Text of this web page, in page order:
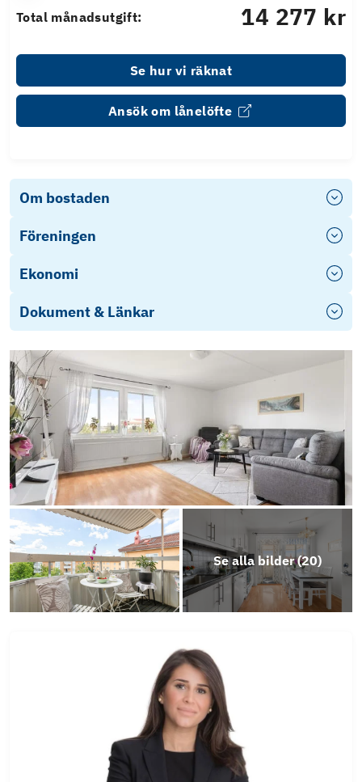
Total månadsutgift: 14 277 kr
Se hur vi räknat
Ansök om lånelöfte
Om bostaden
Föreningen
Ekonomi
Dokument & Länkar
Stadgar
E-deklaration
Årsredovisning 2025
Objektsbeskrivning
Se alla bilder (20)